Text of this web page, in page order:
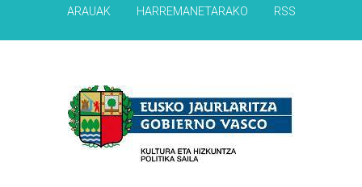
ARAUAK HARREMANETARAKO RSS